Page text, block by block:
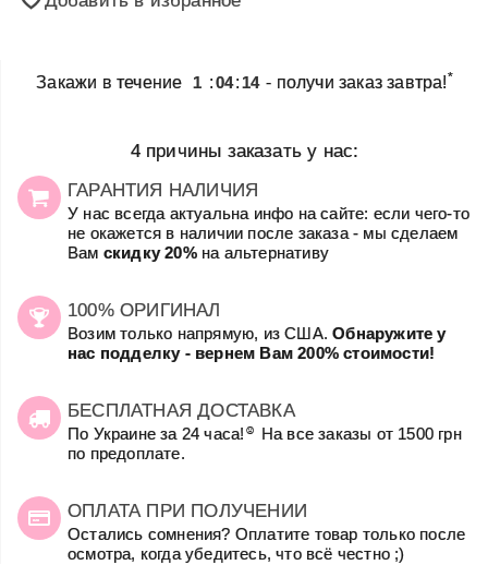
Закажи в течение 1 :04:14 - получи заказ завтра!*
4 причины заказать у нас:
ГАРАНТИЯ НАЛИЧИЯ
У нас всегда актуальна инфо на сайте: если чего-то
не окажется в наличии после заказа - мы сделаем
Вам скидку 20%на альтернативу
100% ОРИГИНАЛ
Возим только напрямую, из США.Обнаружите у
нас подделку - вернем Вам 200% стоимости!
БЕСПЛАТНАЯ ДОСТАВКА
По Украине за 24 часа! ☺
На все заказы от 1500 грн
по предоплате.
ОПЛАТА ПРИ ПОЛУЧЕНИИ
Остались сомнения? Оплатите товар только после
осмотра, когда убедитесь, что всё честно ;)